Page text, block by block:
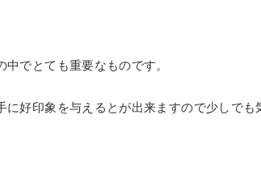
でとても重要なものです。
好印象を与えるとが出来ますので少しでも